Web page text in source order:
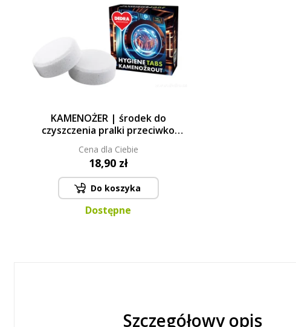
KAMENOŻER | środek do
czyszczenia pralki przeciwko
kamieniowi | tabletki 2 x 35 g
Cena dla Ciebie
18,90 zł
Do koszyka
Dostępne
Szczegółowy opis